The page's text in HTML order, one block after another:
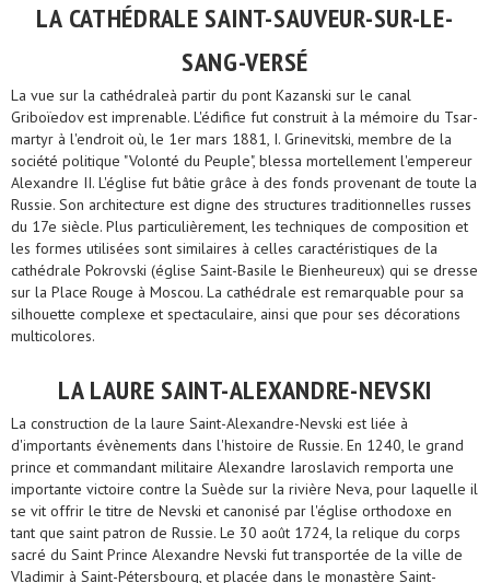
LA CATHÉDRALE SAINT-SAUVEUR-SUR-LE-
SANG-VERSÉ
La vue sur la cathédraleà partir du pont Kazanski sur le canal
Griboïedov est imprenable. L'édifice fut construit à la mémoire du Tsar-
martyr à l'endroit où, le 1er mars 1881, I. Grinevitski, membre de la
société politique "Volonté du Peuple", blessa mortellement l'empereur
Alexandre II. L'église fut bâtie grâce à des fonds provenant de toute la
Russie. Son architecture est digne des structures traditionnelles russes
du 17e siècle. Plus particulièrement, les techniques de composition et
les formes utilisées sont similaires à celles caractéristiques de la
cathédrale Pokrovski (église Saint-Basile le Bienheureux) qui se dresse
sur la Place Rouge à Moscou. La cathédrale est remarquable pour sa
silhouette complexe et spectaculaire, ainsi que pour ses décorations
multicolores.
LA LAURE SAINT-ALEXANDRE-NEVSKI
La construction de la laure Saint-Alexandre-Nevski est liée à
d'importants évènements dans l'histoire de Russie. En 1240, le grand
prince et commandant militaire Alexandre Iaroslavich remporta une
importante victoire contre la Suède sur la rivière Neva, pour laquelle il
se vit offrir le titre de Nevski et canonisé par l'église orthodoxe en
tant que saint patron de Russie. Le 30 août 1724, la relique du corps
sacré du Saint Prince Alexandre Nevski fut transportée de la ville de
Vladimir à Saint-Pétersbourg, et placée dans le monastère Saint-